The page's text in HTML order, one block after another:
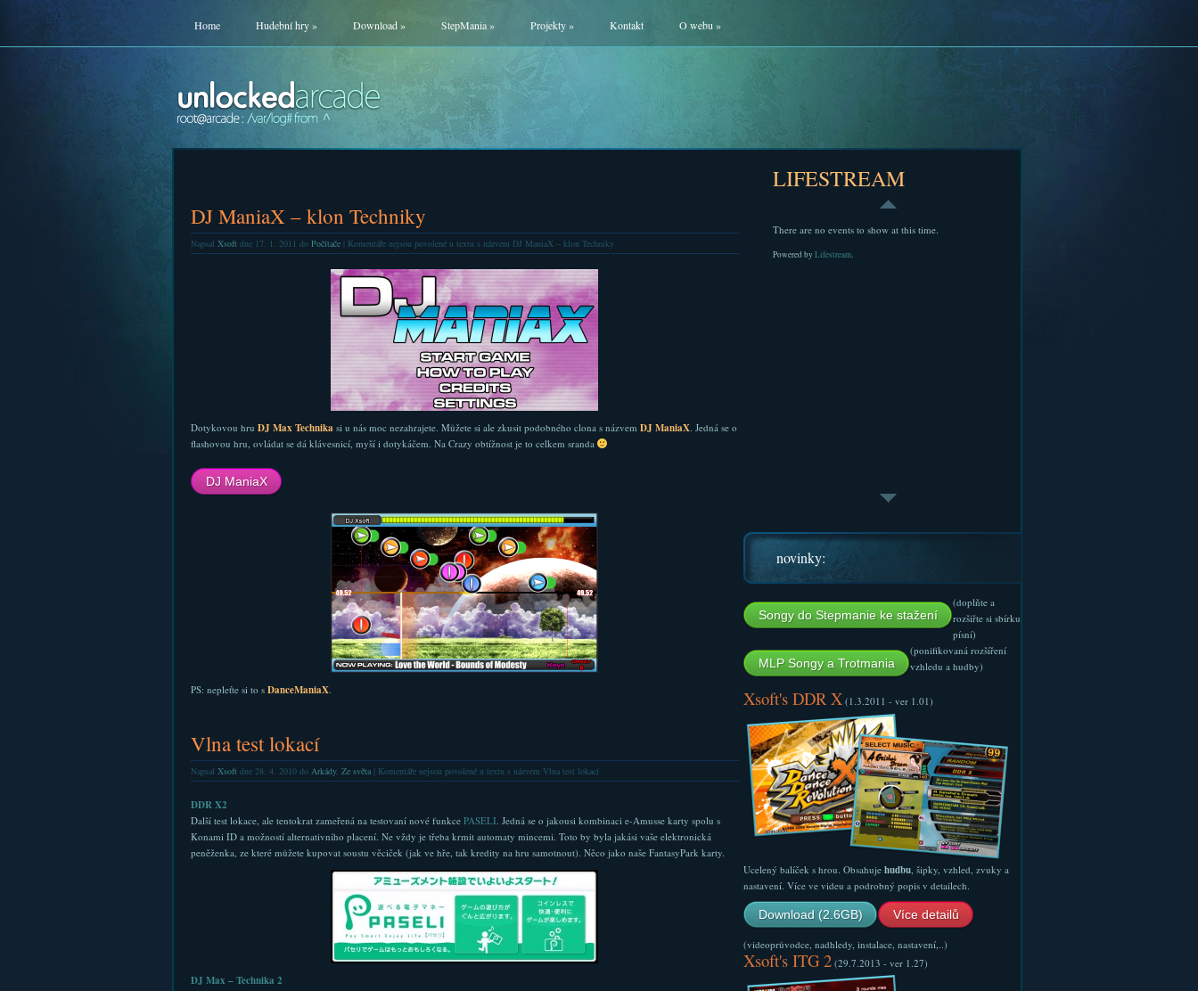
Home Hudební hry» Download» StepMania» Projekty» Kontakt O webu »
DJ ManiaX – klon Techniky
Napsal Xsoftdne 17. 1. 2011 do Počítače| Komentáře nejsou povolenéu textu s názvem DJ ManiaX – klon Techniky
Dotykovou hru DJ Max Technikasi u nás moc nezahrajete. Můžete si ale zkusit podobného clona s názvem DJ ManiaX. Jedná se o
flashovou hru, ovládat se dá klávesnicí, myší i dotykáčem. Na Crazy obtížnost je to celkem sranda
DJ ManiaX
PS: nepleťte si to s DanceManiaX.
Vlna test lokací
Napsal Xsoftdne 28. 4. 2010 do Arkády, Ze světa| Komentáře nejsou povolenéu textu s názvem Vlna test lokací
DDR X2
Další test lokace, ale tentokrat zameřená na testovaní nové funkce PASELI. Jedná se o jakousi kombinaci e-Amusse karty spolu s
Konami ID a možností alternativního placení. Ne vždy je třeba krmit automaty mincemi. Toto by byla jakási vaše elektronická
peněženka, ze které můžete kupovat soustu věciček (jak ve hře, tak kredity na hru samotnout). Něco jako naše FantasyPark karty.
DJ Max – Technika 2
LIFESTREAM
There are no events to show at this time.
Powered by Lifestream.
novinky:
Songy do Stepmanie ke stažení
(doplňte a
rozšiřte si sbírku
písní)
MLP Songy a Trotmania
(ponifikovaná rozšíření
vzhledu a hudby)
Xsoft's DDR X(1.3.2011 - ver 1.01)
Ucelený balíček s hrou. Obsahuje hudbu, šipky, vzhled, zvuky a
nastavení. Více ve videu a podrobný popis v detailech.
Download (2.6GB) Více detailů
(videoprůvodce, nadhledy, instalace, nastavení,..)
Xsoft's ITG 2(29.7.2013 - ver 1.27)